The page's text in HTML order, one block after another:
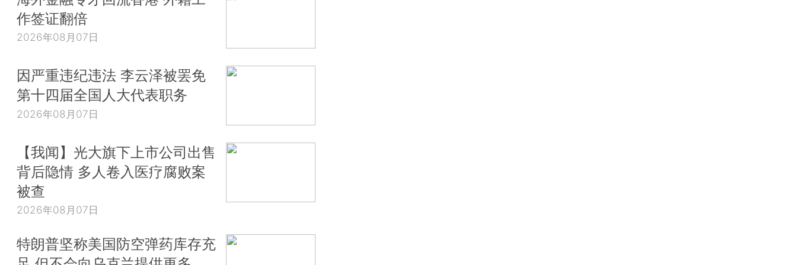
作签证翻倍
2026年08月07日
因严重违纪违法 李云泽被罢免
第十四届全国人大代表职务
2026年08月07日
【我闻】光大旗下上市公司出售
背后隐情 多人卷入医疗腐败案
被查
2026年08月07日
特朗普坚称美国防空弹药库存充